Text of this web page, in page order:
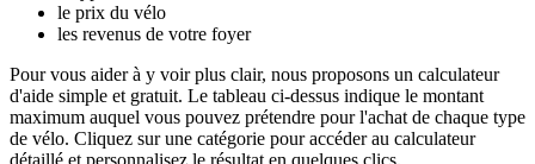
le prix du vélo
les revenus de votre foyer
Pour vous aider à y voir plus clair, nous proposons un calculateur
d'aide simple et gratuit. Le tableau ci-dessus indique le montant
maximum auquel vous pouvez prétendre pour l'achat de chaque type
de vélo. Cliquez sur une catégorie pour accéder au calculateur
détaillé et personnalisez le résultat en quelques clics.